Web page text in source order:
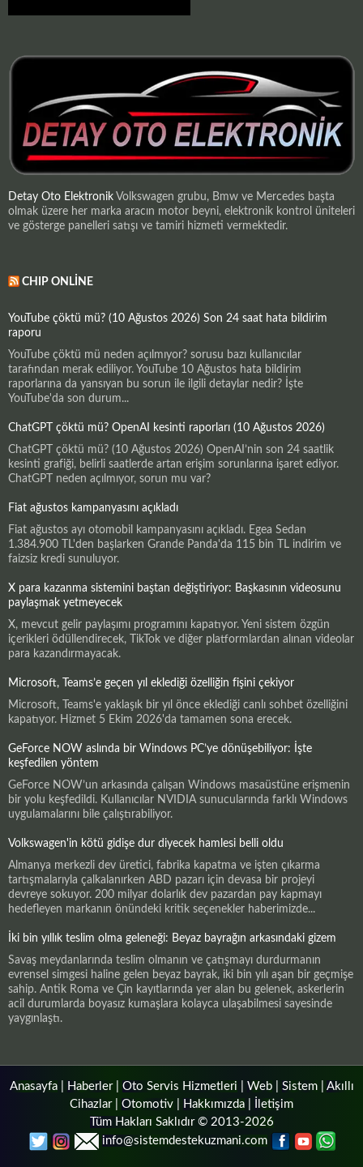
Detay Oto Elektronik Volkswagen grubu, Bmw ve Mercedes başta
olmak üzere her marka aracın motor beyni, elektronik kontrol üniteleri
ve gösterge panelleri satışı ve tamiri hizmeti vermektedir.
CHIP ONLINE
YouTube çöktü mü? (10 Ağustos 2026) Son 24 saat hata bildirim
raporu
YouTube çöktü mü neden açılmıyor? sorusu bazı kullanıcılar
tarafından merak ediliyor. YouTube 10 Ağustos hata bildirim
raporlarına da yansıyan bu sorun ile ilgili detaylar nedir? İşte
YouTube'da son durum...
ChatGPT çöktü mü? OpenAI kesinti raporları (10 Ağustos 2026)
ChatGPT çöktü mü? (10 Ağustos 2026) OpenAI’nin son 24 saatlik
kesinti grafiği, belirli saatlerde artan erişim sorunlarına işaret ediyor.
ChatGPT neden açılmıyor, sorun mu var?
Fiat ağustos kampanyasını açıkladı
Fiat ağustos ayı otomobil kampanyasını açıkladı. Egea Sedan
1.384.900 TL'den başlarken Grande Panda'da 115 bin TL indirim ve
faizsiz kredi sunuluyor.
X para kazanma sistemini baştan değiştiriyor: Başkasının videosunu
paylaşmak yetmeyecek
X, mevcut gelir paylaşımı programını kapatıyor. Yeni sistem özgün
içerikleri ödüllendirecek, TikTok ve diğer platformlardan alınan videolar
para kazandırmayacak.
Microsoft, Teams’e geçen yıl eklediği özelliğin fişini çekiyor
Microsoft, Teams'e yaklaşık bir yıl önce eklediği canlı sohbet özelliğini
kapatıyor. Hizmet 5 Ekim 2026'da tamamen sona erecek.
GeForce NOW aslında bir Windows PC’ye dönüşebiliyor: İşte
keşfedilen yöntem
GeForce NOW’un arkasında çalışan Windows masaüstüne erişmenin
bir yolu keşfedildi. Kullanıcılar NVIDIA sunucularında farklı Windows
uygulamalarını bile çalıştırabiliyor.
Volkswagen'in kötü gidişe dur diyecek hamlesi belli oldu
Almanya merkezli dev üretici, fabrika kapatma ve işten çıkarma
tartışmalarıyla çalkalanırken ABD pazarı için devasa bir projeyi
devreye sokuyor. 200 milyar dolarlık dev pazardan pay kapmayı
hedefleyen markanın önündeki kritik seçenekler haberimizde...
İki bin yıllık teslim olma geleneği: Beyaz bayrağın arkasındaki gizem
Savaş meydanlarında teslim olmanın ve çatışmayı durdurmanın
evrensel simgesi haline gelen beyaz bayrak, iki bin yılı aşan bir geçmişe
sahip. Antik Roma ve Çin kayıtlarında yer alan bu gelenek, askerlerin
acil durumlarda boyasız kumaşlara kolayca ulaşabilmesi sayesinde
yaygınlaştı.
Anasayfa| Haberler| Oto Servis Hizmetleri Web| Sistem| Akıllı
Cihazlar| Otomotiv Hakkımızda
İletişim
Tüm Hakları Saklıdır © 2013-2026
info@sistemdestekuzmani.com